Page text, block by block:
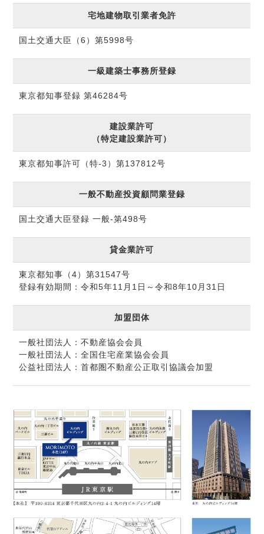
宅地建物取引業者免許
国土交通大臣（6）第5998号
一級建築士事務所登録
東京都知事登録 第46284号
建設業許可
（特定建設業許可）
東京都知事許可（特-3）第137812号
一般不動産投資顧問業登録
国土交通大臣登録 一般-第498号
貸金業許可
東京都知事（4）第31547号
登録有効期間：令和5年11月1日～令和8年10月31日
加盟団体
一般社団法人：不動産協会会員
一般社団法人：全国住宅産業協会会員
公益社団法人：首都圏不動産公正取引協議会加盟